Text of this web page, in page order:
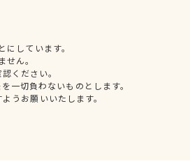
しています。
ん。
ください。
一切負わないものとします。
うお願いいたします。